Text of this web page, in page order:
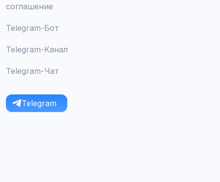
соглашение
Telegram-Бот
Telegram-Канал
Telegram-Чат
Telegram